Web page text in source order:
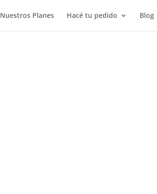
Nuestros Planes Hacé tu pedido Blog